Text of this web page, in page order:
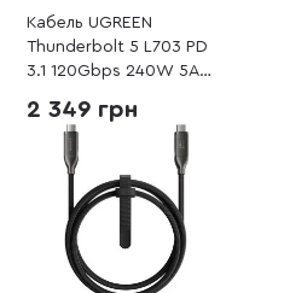
Кабель UGREEN
Thunderbolt 5 L703 PD
3.1 120Gbps 240W 5A
Black (45996)
2 349 грн